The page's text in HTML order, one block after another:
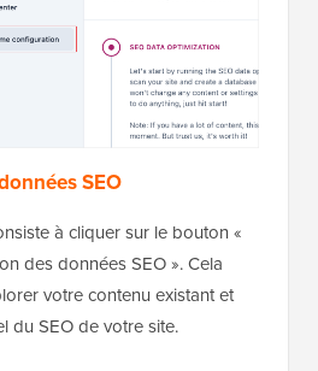
SEO
à cliquer sur le bouton «
des données SEO ». Cela
votre contenu existant et
du SEO de votre site.